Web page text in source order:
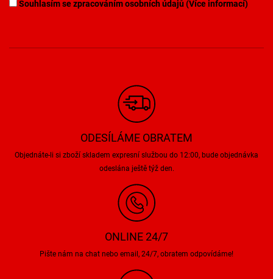
Souhlasím se zpracováním osobních údajů (Více informací)
ODESÍLÁME OBRATEM
Objednáte-li si zboží skladem expresní službou do 12:00, bude objednávka
odeslána ještě týž den.
ONLINE 24/7
Pište nám na chat nebo email, 24/7, obratem odpovídáme!